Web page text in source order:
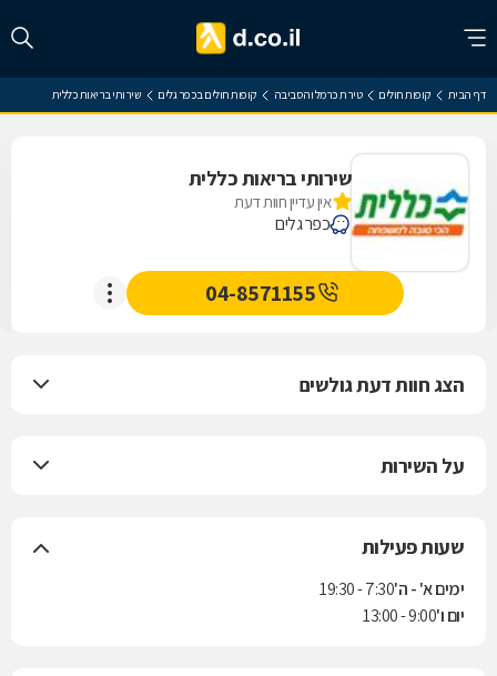
דף הבית קופות חולים טירת כרמל והסביבה קופות חולים בכפר גלים שירותי בריאות כללית
שירותי בריאות כללית
אין עדיין חוות דעת
כפר גלים
04-8571155
הצג חוות דעת גולשים
על השירות
שעות פעילות
ימים א' - ה'7:30 - 19:30
יום ו'9:00 - 13:00